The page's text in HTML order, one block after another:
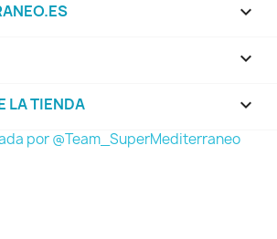


LA TIENDA keyboard_arrow_down
por @Team_SuperMediterraneo